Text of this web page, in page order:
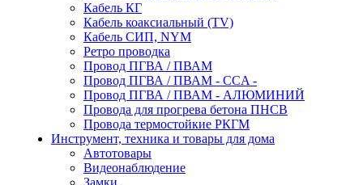
Кабель КГ
Кабель коаксиальный (TV)
Кабель СИП, NYM
Ретро проводка
Провод ПГВА / ПВАМ
Провод ПГВА / ПВАМ - CCA -
Провод ПГВА / ПВАМ - АЛЮМИНИЙ
Провода для прогрева бетона ПНСВ
Провода термостойкие РКГМ
Инструмент, техника и товары для дома
Автотовары
Видеонаблюдение
Замки